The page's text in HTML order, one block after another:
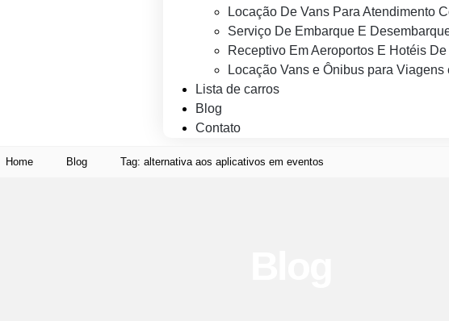
Locação De Vans Para Atendimento
Serviço De Embarque E
Receptivo Em Aeroportos E Hotéis
Locação Vans e Ônibus para
Lista de carros
Blog
Contato
Home Blog Tag: alternativa aos aplicativos em eventos